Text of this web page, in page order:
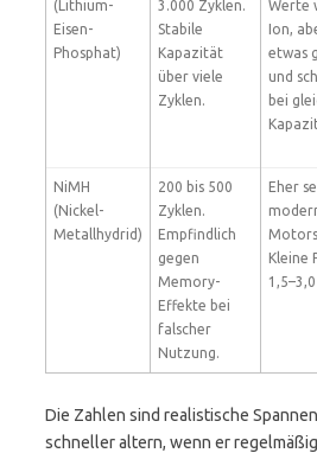
(Lithium-
Eisen-
Phosphat)
3.000 Zyklen.
Stabile
Kapazität
über viele
Zyklen.
Werte
Ion,
etwas
und
bei
NiMH
(Nickel-
Metallhydrid)
200 bis 500
Zyklen.
Empfindlich
gegen
Memory-
Effekte bei
falscher
Nutzung.
Eher
Kleine
Die Zahlen sind realistische
schneller altern, wenn er